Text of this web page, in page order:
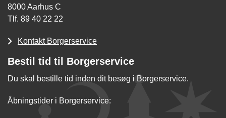
8000 Aarhus C
Tlf. 89 40 22 22
Kontakt Borgerservice
Bestil tid til Borgerservice
Du skal bestille tid inden dit besøg i Borgerservice.
Åbningstider i Borgerservice: